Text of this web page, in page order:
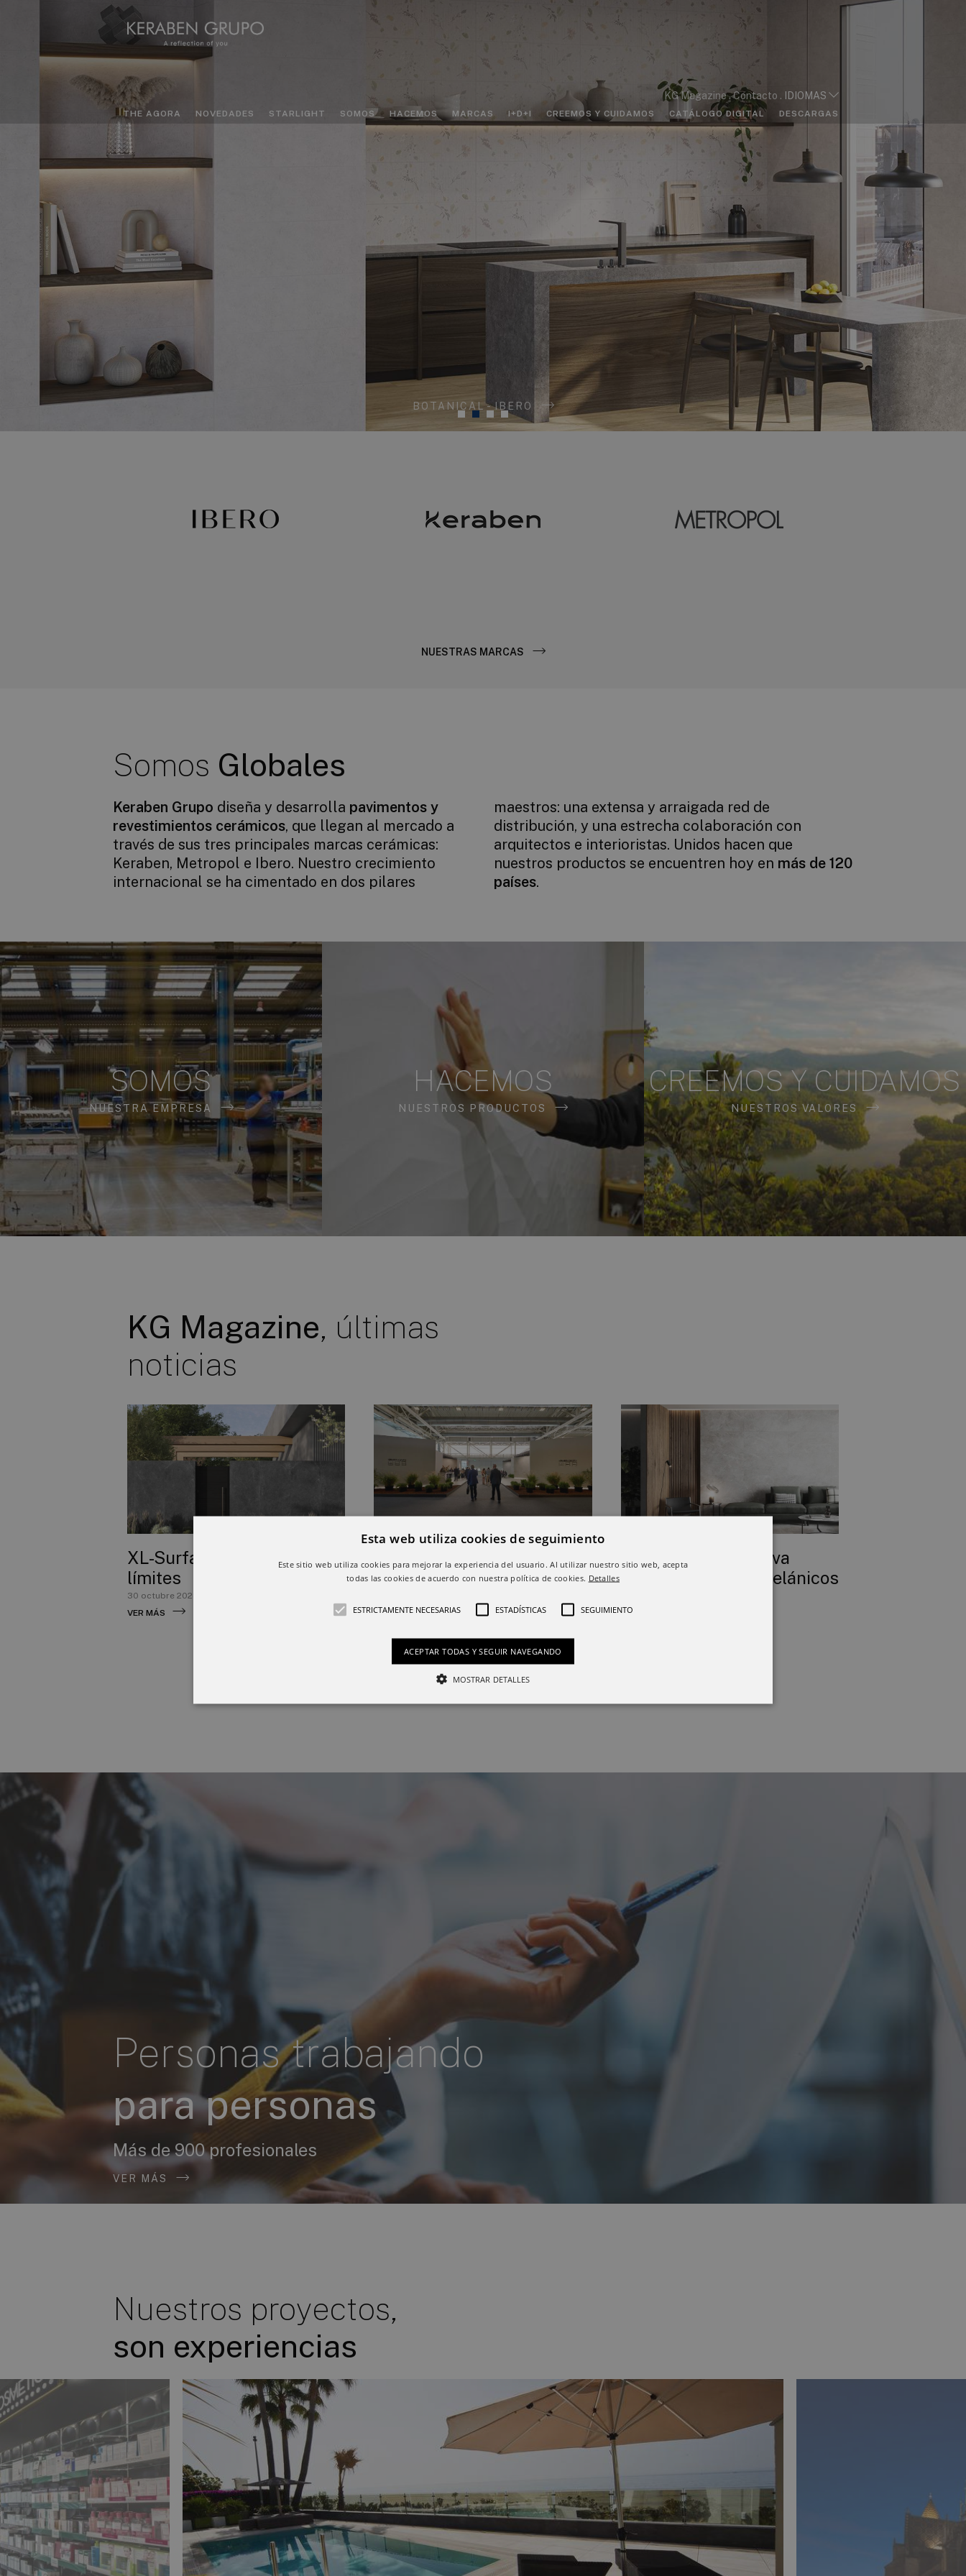
KG Magazine Contacto IDIOMAS
THE AGORA NOVEDADES STARLIGHT SOMOS HACEMOS MARCAS I+D+I CREEMOS Y CUIDAMOS CATÁLOGO DIGITAL DESCARGAS
BOTANICAL - IBERO
NUESTRAS MARCAS
Somos Globales
Keraben Grupo diseña y desarrolla pavimentos y
revestimientos cerámicos, que llegan al mercado a
través de sus tres principales marcas cerámicas:
Keraben, Metropol e Ibero. Nuestro crecimiento
internacional se ha cimentado en dos pilares
maestros: una extensa y arraigada red de
distribución, y una estrecha colaboración con
arquitectos e interioristas. Unidos hacen que
nuestros productos se encuentren hoy en más de 120
países.
SOMOS
NUESTRA EMPRESA
HACEMOS
NUESTROS PRODUCTOS
CREEMOS Y CUIDAMOS
NUESTROS VALORES
KG Magazine, últimas
noticias
XL-Surfaces: Elegancia sin
límites
30 octubre 2023
VER MÁS
Keraben Grupo sorprende y
alcanza a todos los
públicos con sus
propuestas en Cersaie
2023
10 octubre 2023
Digital Soft: La nueva
generación de porcelánicos
21 septiembre 2023
Personas trabajando
para personas
Más de 900 profesionales
VER MÁS
Nuestros proyectos,
son experiencias
Esta web utiliza cookies de seguimiento
Este sitio web utiliza cookies para mejorar la experiencia del usuario. Al utilizar nuestro sitio web, acepta
todas las cookies de acuerdo con nuestra política de cookies. Detalles
ESTRICTAMENTE NECESARIAS ESTADÍSTICAS SEGUIMIENTO
ACEPTAR TODAS Y SEGUIR NAVEGANDO
MOSTRAR DETALLES